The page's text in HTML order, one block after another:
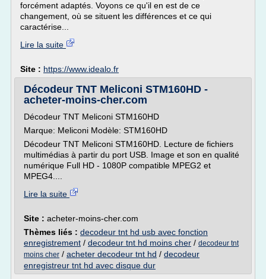
forcément adaptés. Voyons ce qu'il en est de ce
changement, où se situent les différences et ce qui
caractérise...
Lire la suite
Site : https://www.idealo.fr
Décodeur TNT Meliconi STM160HD -
acheter-moins-cher.com
Décodeur TNT Meliconi STM160HD
Marque: Meliconi Modèle: STM160HD
Décodeur TNT Meliconi STM160HD. Lecture de fichiers
multimédias à partir du port USB. Image et son en qualité
numérique Full HD - 1080P compatible MPEG2 et
MPEG4....
Lire la suite
Site : acheter-moins-cher.com
Thèmes liés : decodeur tnt hd usb avec fonction
enregistrement / decodeur tnt hd moins cher / decodeur tnt
moins cher / acheter decodeur tnt hd / decodeur
enregistreur tnt hd avec disque dur